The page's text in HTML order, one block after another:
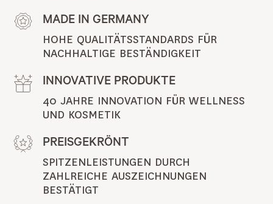
MADE IN GERMANY
HOHE QUALITÄTSSTANDARDS FÜR
NACHHALTIGE BESTÄNDIGKEIT
INNOVATIVE PRODUKTE
40 JAHRE INNOVATION FÜR WELLNESS
UND KOSMETIK
PREISGEKRÖNT
SPITZENLEISTUNGEN DURCH
ZAHLREICHE AUSZEICHNUNGEN
BESTÄTIGT